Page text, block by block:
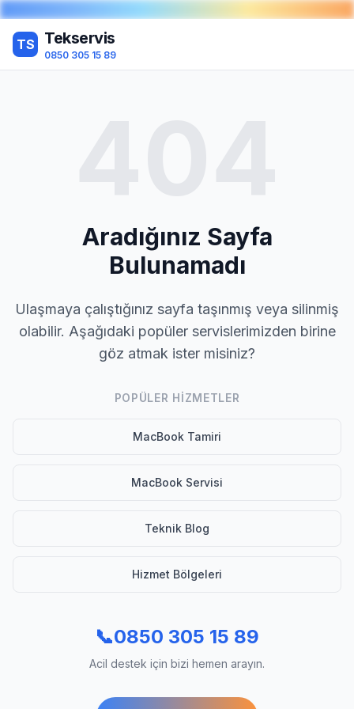
TS Tekservis
0850 305 15 89
Aradığınız Sayfa
Bulunamadı
Ulaşmaya çalıştığınız sayfa taşınmış veya silinmiş
olabilir. Aşağıdaki popüler servislerimizden birine
göz atmak ister misiniz?
POPÜLER HIZMETLER
MacBook Tamiri
MacBook Servisi
Teknik Blog
Hizmet Bölgeleri
📞0850 305 15 89
Acil destek için bizi hemen arayın.